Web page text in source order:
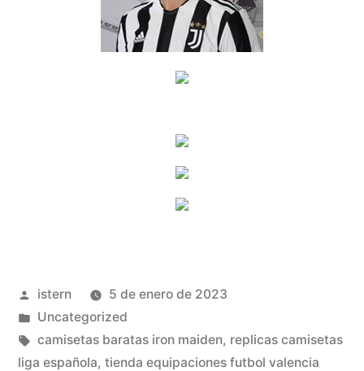
Publicado
por
istern
5 de enero de 2023
Publicado
en
Uncategorized
Etiquetas:
camisetas baratas iron maiden, replicas camisetas
liga española, tienda equipaciones futbol valencia